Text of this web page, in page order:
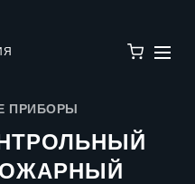
ПРИБОРЫ